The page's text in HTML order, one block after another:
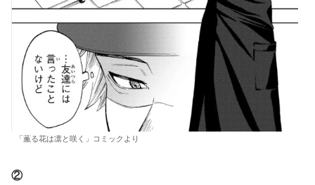
「薫る花は凛と咲く」コミックより
②